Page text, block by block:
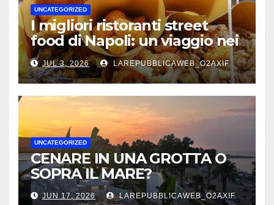
UNCATEGORIZED
I migliori ristoranti street
food di Napoli: un viaggio nei
sapori autentici della città
JUL 3, 2026 LAREPUBBLICAWEB_O2AXIF
UNCATEGORIZED
CENARE IN UNA GROTTA O
SOPRA IL MARE?
JUN 17, 2026 LAREPUBBLICAWEB_O2AXIF